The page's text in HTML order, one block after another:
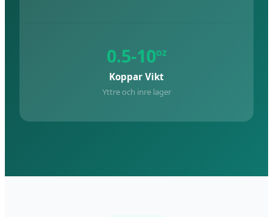
0.5-10oz
Koppar Vikt
Yttre och inre lager